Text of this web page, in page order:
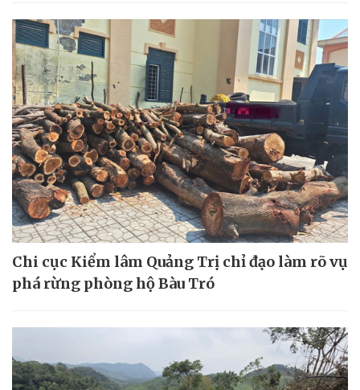
Chi cục Kiểm lâm Quảng Trị chỉ đạo làm rõ vụ
phá rừng phòng hộ Bàu Tró